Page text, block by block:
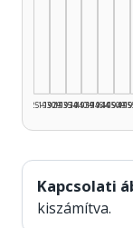
1925–1929
1930–1934
1935–1939
1940–1944
1945–1949
Kapcsolati
kiszámítva.